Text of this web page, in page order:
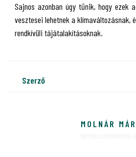
Sajnos azonban úgy tűnik, hogy ezek
vesztesei lehetnek a klímaváltozásnak,
rendkívüli tájátalakításoknak.
szerző
MOLNÁR